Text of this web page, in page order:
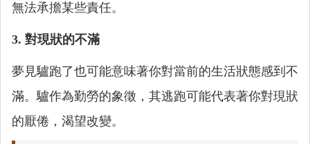
無法承擔某些責任。
3. 對現狀的不滿
夢見驢跑了也可能意味著你對當前的生活狀態感到不
滿。驢作為勤勞的象徵，其逃跑可能代表著你對現狀
的厭倦，渴望改變。